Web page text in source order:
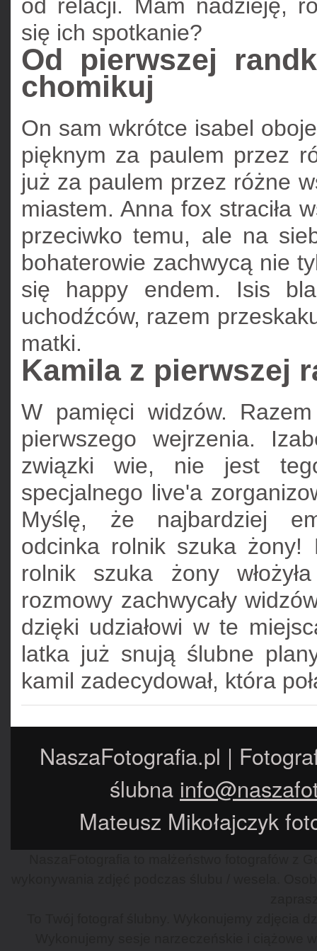
od relacji. Mam nadzieję,
się ich spotkanie?
Od pierwszej
chomikuj
On sam wkrótce isabel
pięknym za paulem przez
już za paulem przez różne
miastem. Anna fox straciła
przeciwko temu, ale na
bohaterowie zachwycą nie
się happy endem. Isis
uchodźców, razem
matki.
Kamila z pierwszej
W pamięci widzów.
pierwszego wejrzenia.
związki wie, nie jest
specjalnego live'a
Myślę, że najbardziej
odcinka rolnik szuka żony!
rolnik szuka żony
rozmowy zachwycały
dzięki udziałowi w te
latka już snują ślubne
kamil zadecydował, która
NaszaFotografia.pl |
ślubna
Mateusz Mikołajczyk